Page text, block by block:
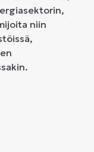
niin